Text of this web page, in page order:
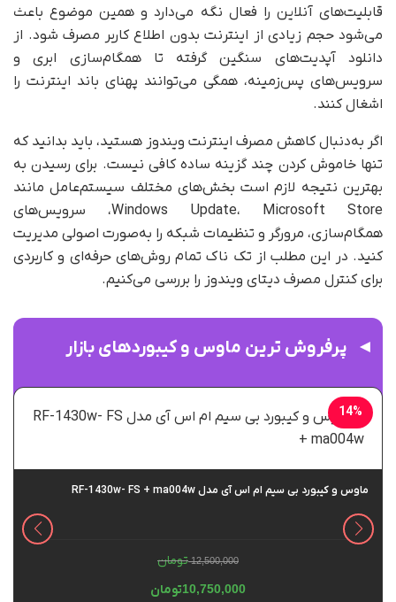
قابلیت‌های آنلاین را فعال نگه می‌دارد و همین موضوع باعث
می‌شود حجم زیادی از اینترنت بدون اطلاع کاربر مصرف شود. از
دانلود آپدیت‌های سنگین گرفته تا همگام‌سازی ابری و
سرویس‌های پس‌زمینه، همگی می‌توانند پهنای باند اینترنت را
اشغال کنند.
اگر به‌دنبال کاهش مصرف اینترنت ویندوز هستید، باید بدانید که
تنها خاموش کردن چند گزینه ساده کافی نیست. برای رسیدن به
بهترین نتیجه لازم است بخش‌های مختلف سیستم‌عامل مانند
Windows Update، Microsoft Store، سرویس‌های
همگام‌سازی، مرورگر و تنظیمات شبکه را به‌صورت اصولی مدیریت
کنید. در این مطلب از تک ناک تمام روش‌های حرفه‌ای و کاربردی
برای کنترل مصرف دیتای ویندوز را بررسی می‌کنیم.
پرفروش ترین ماوس و کیبوردهای بازار
14%
ماوس و کیبورد بی سیم ام اس آی مدل RF-1430w- FS + ma004w
12,500,000 تومان
10,750,000تومان